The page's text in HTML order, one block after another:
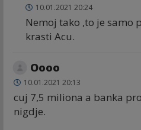
10.01.2021 20:24
Nemoj tako ,to je samo
krasti Acu.
Oooo
10.01.2021 20:13
cuj 7,5 miliona a banka
nigdje.